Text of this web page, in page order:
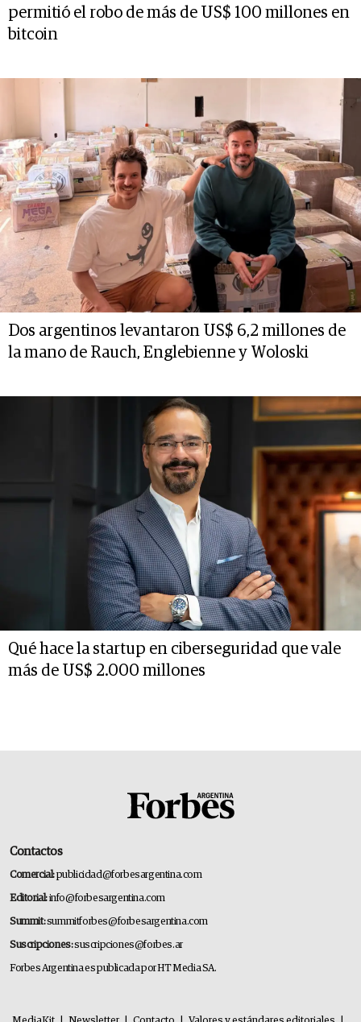
permitió el robo de más de US$ 100 millones en
bitcoin
Dos argentinos levantaron US$ 6,2 millones de
la mano de Rauch, Englebienne y Woloski
Qué hace la startup en ciberseguridad que vale
más de US$ 2.000 millones
Contactos
Comercial:publicidad@forbesargentina.com
Editorial:info@forbesargentina.com
Summit:summitforbes@forbesargentina.com
Suscripciones:suscripciones@forbes.ar
Forbes Argentina es publicada por HT Media SA.